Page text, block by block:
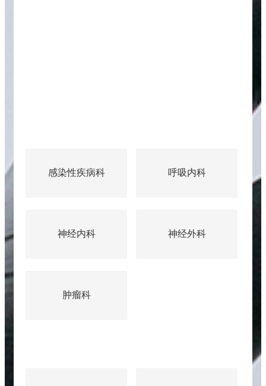
感染性疾病科
神经内科
肿瘤科
呼吸内科
神经外科